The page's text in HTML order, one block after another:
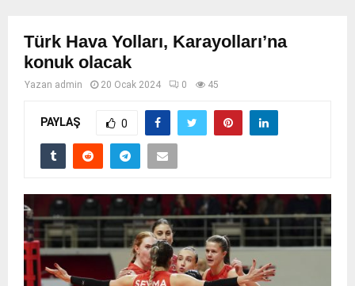
Türk Hava Yolları, Karayolları’na
konuk olacak
Yazan admin 20 Ocak 2024 0 45
PAYLAŞ 0